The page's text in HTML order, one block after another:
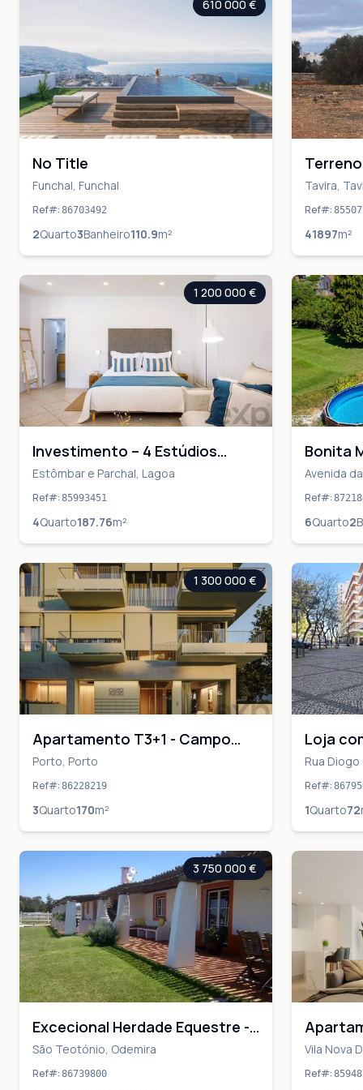
610 000 €
No Title
Funchal, Funchal
Ref#: 86703492
2Quarto3Banheiro110.9m²
em
Tavira,
Ref#:
41897m²
1 200 000 €
Investimento – 4 Estúdios
Turísticos a 100m da Praia no
Centro de Carvoeiro
Estômbar e Parchal, Lagoa
Ref#: 85993451
4Quarto187.76m²
Bonita
com
Centro
Avenida
Ref#:
6Quarto2
1 300 000 €
Apartamento T3+1 - Campo
Alegre - PORTO
Porto, Porto
Ref#: 86228219
3Quarto170m²
Loja
centro
com
Rua
Ref#:
1Quarto72
3 750 000 €
Excecional Herdade Equestre -
Odemira, Sudoeste Alentejano
São Teotónio, Odemira
Ref#: 86739800
Privado
Vila Nova
Ref#: